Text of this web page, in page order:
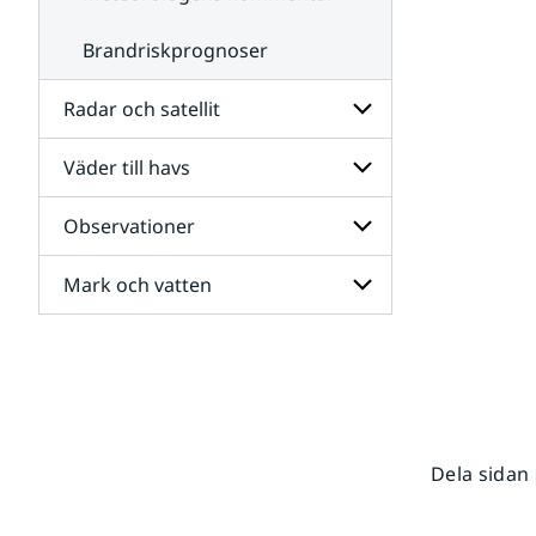
Brandriskprognoser
Radar och satellit
Undersidor
för
Radar
och
satellit
Väder till havs
Undersidor
för
Väder
till
havs
Observationer
Undersidor
för
Mark och vatten
Dela sidan